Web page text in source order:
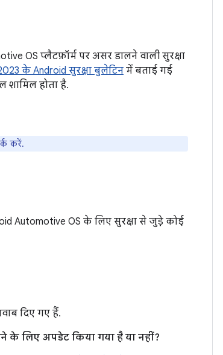
OS प्लैटफ़ॉर्म पर असर डालने वाली सुरक्षा
के Android सुरक्षा बुलेटिन में बताई गई
होता है.
करें.
Automotive OS के लिए सुरक्षा से जुड़े कोई
दिए गए हैं.
लिए अपडेट किया गया है या नहीं?